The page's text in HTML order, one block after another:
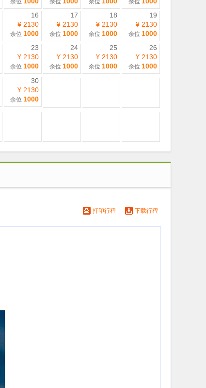
余位 余位 余位 余位
16
¥ 2130
余位 1000
17
¥ 2130
余位 1000
18
¥ 2130
余位 1000
19
¥ 2130
余位 1000
23
¥ 2130
余位 1000
24
¥ 2130
余位 1000
25
¥ 2130
余位 1000
26
¥ 2130
余位 1000
30
¥ 2130
余位 1000
打印行程 下载行程